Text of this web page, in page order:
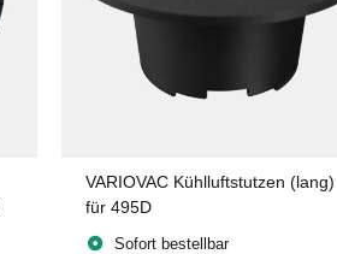
VARIOVAC Kühlluftstutzen (lang)
für 495D
Sofort bestellbar